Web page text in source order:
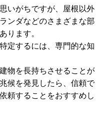
いがちですが、屋根以外
ンダなどのさまざまな部
ります。
定するには、専門的な知
物を長持ちさせることが
候を発見したら、信頼で
頼することをおすすめし